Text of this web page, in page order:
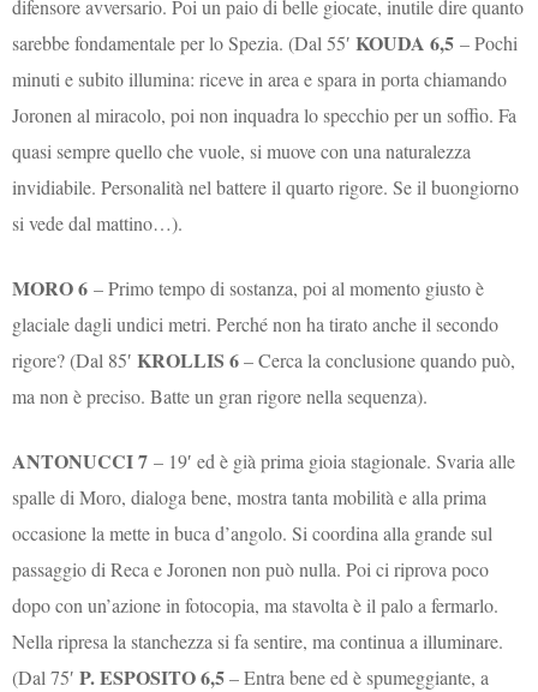
difensore avversario. Poi un paio di belle giocate, inutile dire quanto
sarebbe fondamentale per lo Spezia. (Dal 55′KOUDA 6,5 – Pochi
minuti e subito illumina: riceve in area e spara in porta chiamando
Joronen al miracolo, poi non inquadra lo specchio per un soffio. Fa
quasi sempre quello che vuole, si muove con una naturalezza
invidiabile. Personalità nel battere il quarto rigore. Se il buongiorno
si vede dal mattino…).
MORO 6– Primo tempo di sostanza, poi al momento giusto è
glaciale dagli undici metri. Perché non ha tirato anche il secondo
rigore? (Dal 85′KROLLIS 6– Cerca la conclusione quando può,
ma non è preciso. Batte un gran rigore nella sequenza).
ANTONUCCI 7– 19′ ed è già prima gioia stagionale. Svaria alle
spalle di Moro, dialoga bene, mostra tanta mobilità e alla prima
occasione la mette in buca d’angolo. Si coordina alla grande sul
passaggio di Reca e Joronen non può nulla. Poi ci riprova poco
dopo con un’azione in fotocopia, ma stavolta è il palo a fermarlo.
Nella ripresa la stanchezza si fa sentire, ma continua a illuminare.
(Dal 75′P. ESPOSITO 6,5– Entra bene ed è spumeggiante, a